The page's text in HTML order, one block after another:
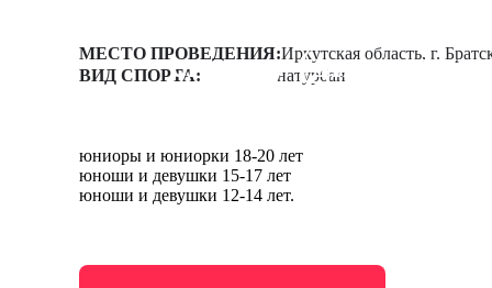
спорту
МЕСТО ПРОВЕДЕНИЯ:Иркутская область, г.
ВИД СПОРТА:
натурбан
юниоры и юниорки 18-20 лет
юноши и девушки 15-17 лет
юноши и девушки 12-14 лет.